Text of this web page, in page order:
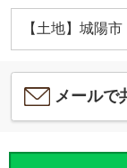
【土地】城陽市
メールで